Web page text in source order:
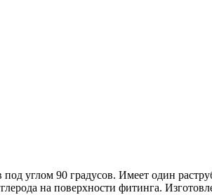
углом 90 градусов. Имеет один
на поверхности фитинга.